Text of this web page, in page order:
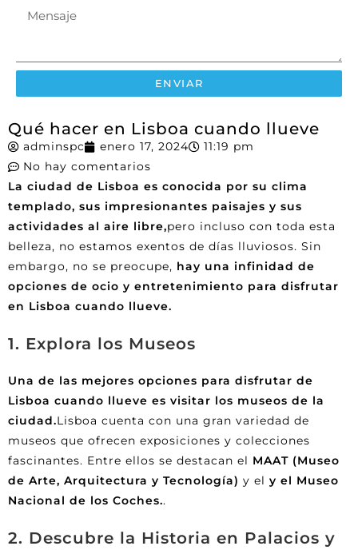
ENVIAR
Qué hacer en Lisboa cuando llueve
adminspc enero 17, 2024
11:19 pm
No hay comentarios
La ciudad de Lisboa es conocida por su clima
templado, sus impresionantes paisajes y sus
actividades al aire libre,pero incluso con toda esta
belleza, no estamos exentos de días lluviosos. Sin
embargo, no se preocupe, hay una infinidad de
opciones de ocio y entretenimiento para disfrutar
en Lisboa cuando llueve.
1. Explora los Museos
Una de las mejores opciones para disfrutar de
Lisboa cuando llueve es visitar los museos de la
ciudad.Lisboa cuenta con una gran variedad de
museos que ofrecen exposiciones y colecciones
fascinantes. Entre ellos se destacan el MAAT (Museo
de Arte, Arquitectura y Tecnología) y el y el Museo
Nacional de los Coches..
2. Descubre la Historia en Palacios y